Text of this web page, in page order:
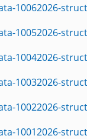
10062026-
10052026-
10042026-
10032026-
10022026-
10012026-